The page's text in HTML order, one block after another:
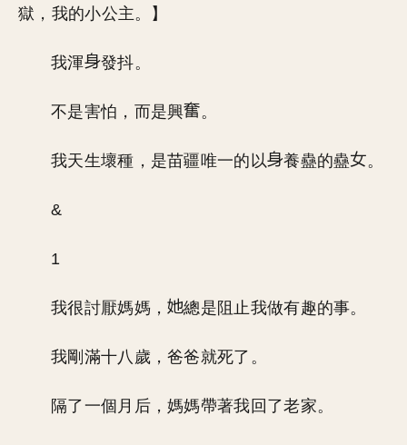
獄，我的小公主。】
我渾 發抖。
不是害怕，而是興 。
我天生壞種，是苗疆唯一的以 養蠱的蠱 。
&
1
我很討厭媽媽， 總是阻止我做有趣的事。
我剛滿十八歲，爸爸就死了。
隔了一個月后，媽媽帶著我回了老家。